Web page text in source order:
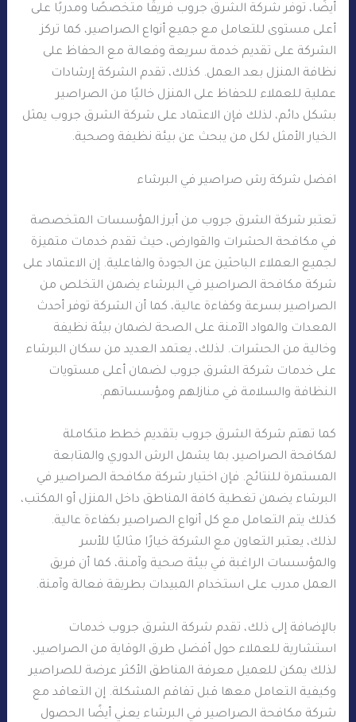
أيضًا، توفر شركة الشرق جروب فريقًا متخصصًا ومدربًا على
أعلى مستوى للتعامل مع جميع أنواع الصراصير، كما تركز
الشركة على تقديم خدمة سريعة وفعالة مع الحفاظ على
نظافة المنزل بعد العمل. كذلك، تقدم الشركة إرشادات
عملية للعملاء للحفاظ على المنزل خاليًا من الصراصير
بشكل دائم، لذلك فإن الاعتماد على شركة الشرق جروب يمثل
الخيار الأمثل لكل من يبحث عن بيئة نظيفة وصحية.
افضل شركة رش صراصير في البرشاء
تعتبر شركة الشرق جروب من أبرز المؤسسات المتخصصة
في مكافحة الحشرات والقوارض، حيث تقدم خدمات متميزة
لجميع العملاء الباحثين عن الجودة والفاعلية. إن الاعتماد على
شركة مكافحة الصراصير في البرشاء يضمن التخلص من
الصراصير بسرعة وكفاءة عالية، كما أن الشركة توفر أحدث
المعدات والمواد الآمنة على الصحة لضمان بيئة نظيفة
وخالية من الحشرات. لذلك، يعتمد العديد من سكان البرشاء
على خدمات شركة الشرق جروب لضمان أعلى مستويات
النظافة والسلامة في منازلهم ومؤسساتهم.
كما تهتم شركة الشرق جروب بتقديم خطط متكاملة
لمكافحة الصراصير، بما يشمل الرش الدوري والمتابعة
المستمرة للنتائج. فإن اختيار شركة مكافحة الصراصير في
البرشاء يضمن تغطية كافة المناطق داخل المنزل أو المكتب،
كذلك يتم التعامل مع كل أنواع الصراصير بكفاءة عالية.
لذلك، يعتبر التعاون مع الشركة خيارًا مثاليًا للأسر
والمؤسسات الراغبة في بيئة صحية وآمنة، كما أن فريق
العمل مدرب على استخدام المبيدات بطريقة فعالة وآمنة.
بالإضافة إلى ذلك، تقدم شركة الشرق جروب خدمات
استشارية للعملاء حول أفضل طرق الوقاية من الصراصير،
لذلك يمكن للعميل معرفة المناطق الأكثر عرضة للصراصير
وكيفية التعامل معها قبل تفاقم المشكلة. إن التعاقد مع
شركة مكافحة الصراصير في البرشاء يعني أيضًا الحصول